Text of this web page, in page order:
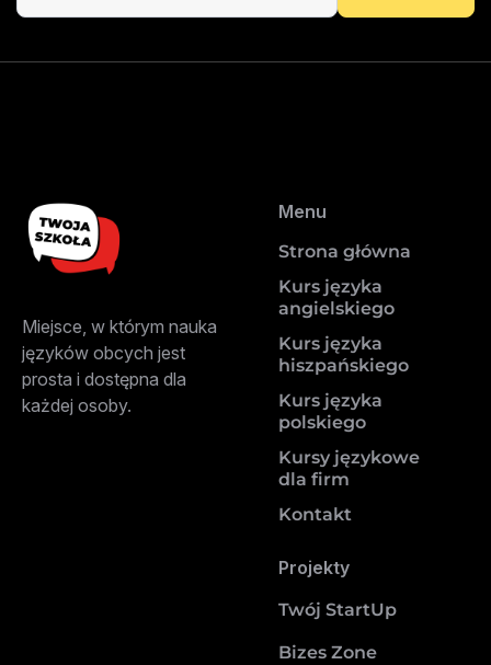
Miejsce, w którym nauka
języków obcych jest
prosta i dostępna dla
każdej osoby.
Menu
Strona główna
Kurs języka
angielskiego
Kurs języka
hiszpańskiego
Kurs języka
polskiego
Kursy językowe
dla firm
Kontakt
Projekty
Twój StartUp
Bizes Zone